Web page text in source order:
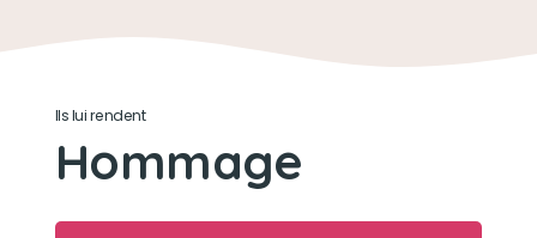
Ils lui rendent
Hommage